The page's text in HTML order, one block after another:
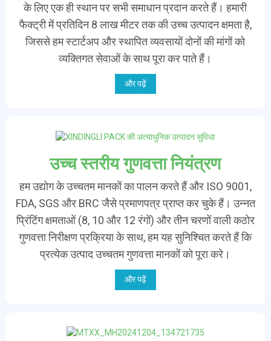
के लिए एक ही स्थान पर सभी समाधान प्रदान करते हैं। हमारी
फैक्ट्री में प्रतिदिन 8 लाख मीटर तक की उच्च उत्पादन क्षमता है,
जिससे हम स्टार्टअप और स्थापित व्यवसायों दोनों की मांगों को
व्यक्तिगत सेवाओं के साथ पूरा कर पाते हैं।
और पढ़ें
उच्च स्तरीय गुणवत्ता नियंत्रण
हम उद्योग के उच्चतम मानकों का पालन करते हैं और ISO 9001,
FDA, SGS और BRC जैसे प्रमाणपत्र प्राप्त कर चुके हैं। उन्नत
प्रिंटिंग क्षमताओं (8, 10 और 12 रंगों) और तीन चरणों वाली कठोर
गुणवत्ता निरीक्षण प्रक्रिया के साथ, हम यह सुनिश्चित करते हैं कि
प्रत्येक उत्पाद उच्चतम गुणवत्ता मानकों को पूरा करे।
और पढ़ें